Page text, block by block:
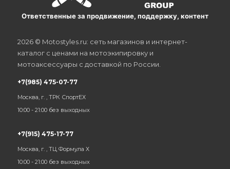
Ответственные за продвижение, поддержку, контент
2026 © Motostyles.ru: сеть магазинов и интернет-
каталог с ценами на мотоэкипировку и
мотоаксессуары с доставкой по России.
+7(985) 475-07-77
Москва, г. , ТРК СпортЕХ
10:00 - 21:00 без выходных
+7(915) 475-17-77
Москва, г. , ТЦ Формула Х
10:00 - 21:00 без выходных